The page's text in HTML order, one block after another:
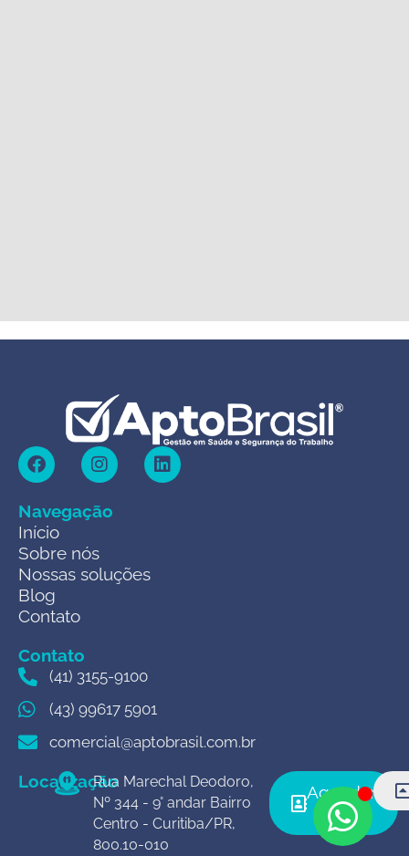
Navegação
Início
Sobre nós
Nossas soluções
Blog
Contato
Contato
(41) 3155-9100
(43) 99617 5901
comercial@aptobrasil.com.br
LocalizaçãoRua Marechal Deodoro,
Nº 344 - 9° andar Bairro
Centro - Curitiba/PR,
800.10-010
Agendar
agora